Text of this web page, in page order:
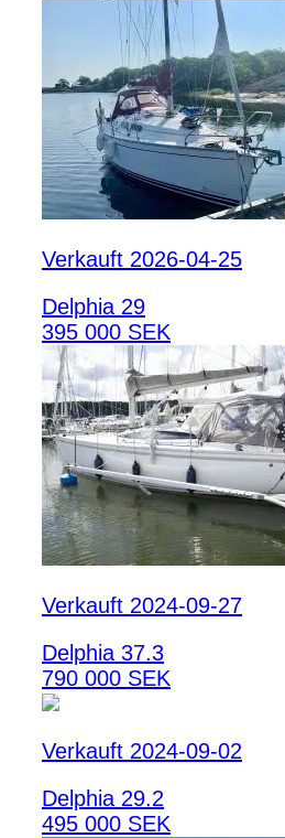
Verkauft 2026-04-25
Delphia 29
395 000 SEK
Verkauft 2024-09-27
Delphia 37.3
790 000 SEK
Verkauft 2024-09-02
Delphia 29.2
495 000 SEK